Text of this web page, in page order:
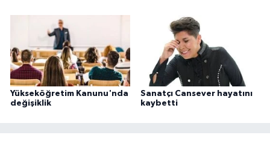
Yükseköğretim Kanunu'nda
değişiklik
Sanatçı Cansever hayatını
kaybetti